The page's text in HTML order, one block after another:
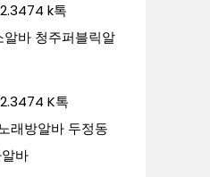
k톡
바 청주퍼블릭알
K톡
래방알바 두정동
바